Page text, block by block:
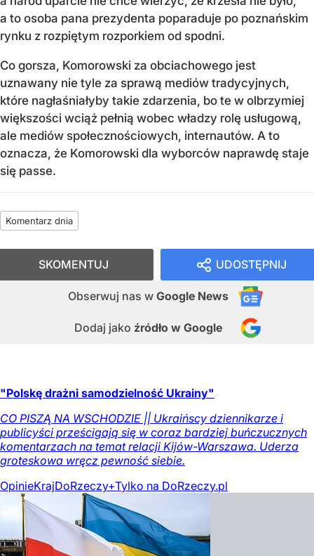
a to osoba pana prezydenta poparaduje po poznańskim
rynku z rozpiętym rozporkiem od spodni.
Co gorsza, Komorowski za obciachowego jest
uznawany nie tyle za sprawą mediów tradycyjnych,
które nagłaśniałyby takie zdarzenia, bo te w olbrzymiej
większości wciąż pełnią wobec władzy rolę usługową,
ale mediów społecznościowych, internautów. A to
oznacza, że Komorowski dla wyborców naprawdę staje
się passe.
Komentarz dnia
UDOSTĘPNIJ
Obserwuj nas w Google News
Dodaj jako źródło w Google
SKOMENTUJ
"Polskę drażni samodzielność Ukrainy"
CO PISZĄ NA WSCHODZIE || Ukraińscy dziennikarze i
publicyści prześcigają się w coraz bardziej buńczucznych
komentarzach na temat relacji Kijów-Warszawa. Uderza
groteskowa wręcz pewność siebie.
OpinieKrajDoRzeczy+Tylko na DoRzeczy.pl